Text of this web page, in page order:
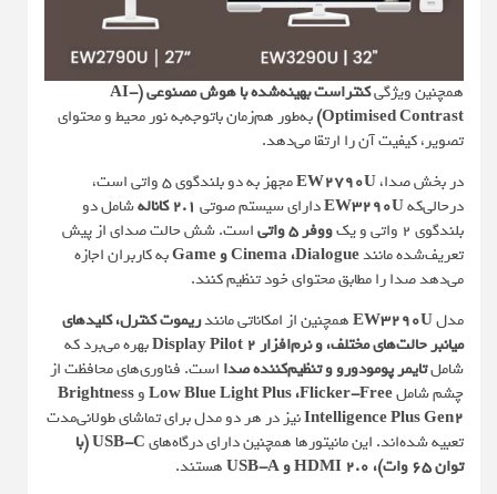
همچنین ویژگی
کنتراست بهینه‌شده با هوش مصنوعی (AI-
Optimised Contrast) به‌طور هم‌زمان باتوجه‌به نور محیط و محتوای
تصویر، کیفیت آن را ارتقا می‌دهد.
در بخش صدا،EW2790U
مجهز به دو بلندگوی 5 واتی است،
درحالی‌کهEW3290Uدارای سیستم صوتی 2.1 کاناله
شامل دو
بلندگوی 2 واتی و یک
ووفر 5 واتی
است. شش حالت صدای از پیش
تعریف‌شده مانندCinema ،Dialogue و Game
به کاربران اجازه
می‌دهد صدا را مطابق محتوای خود تنظیم کنند.
مدلEW3290Uهمچنین از امکاناتی مانندریموت کنترل، کلیدهای
میانبر حالت‌های مختلف، و نرم‌افزار Display Pilot 2
بهره می‌برد که
شاملتایمر پومودورو و تنظیم‌کننده صدا است. فناوری‌های محافظت از
چشم شاملLow Blue Light Plus ،Flicker-FreeوBrightness
Intelligence Plus Gen2نیز در هر دو مدل برای تماشای طولانی‌مدت
تعبیه شده‌اند. این مانیتورها همچنین دارای درگاه‌های
USB-C (با
توان 65 وات)، HDMI 2.0 و USB-A
هستند.